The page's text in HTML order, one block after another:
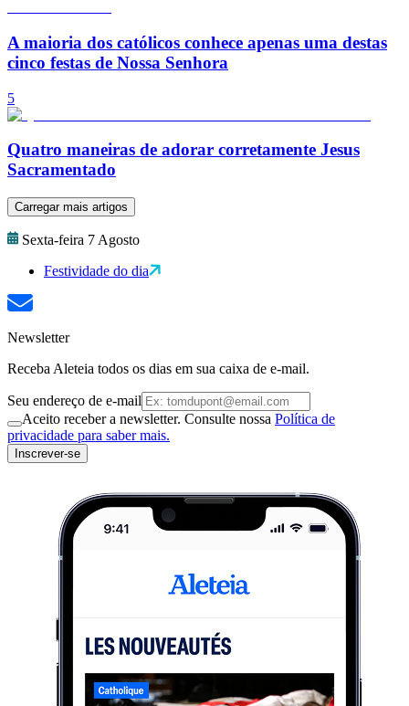
A maioria dos católicos conhece apenas uma destas
cinco festas de Nossa Senhora
5
Quatro maneiras de adorar corretamente Jesus
Sacramentado
Carregar mais artigos
Sexta-feira 7 Agosto
Festividade do dia
Newsletter
Receba Aleteia todos os dias em sua caixa de e-mail.
Seu endereço de e-mail
Aceito receber a newsletter. Consulte nossa Política de
privacidade para saber mais.
Inscrever-se